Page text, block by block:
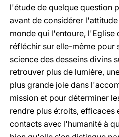
l'étude de quelque question
avant de considérer
monde qui l'entoure, l'Eglise
réfléchir sur elle-même pour
science des desseins divins
retrouver plus de lumière,
plus grande joie dans
mission et pour déterminer
rendre plus étroits, efficaces
contacts avec l'humanité à